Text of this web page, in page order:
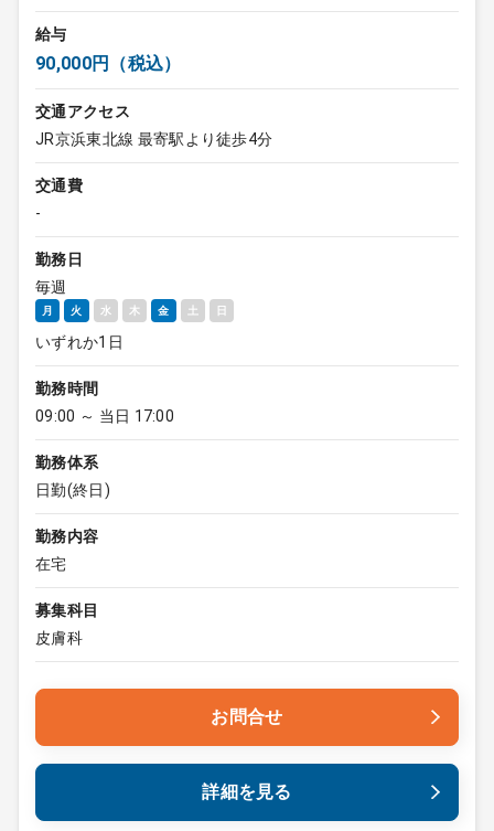
給与
90,000円（税込）
交通アクセス
JR京浜東北線 最寄駅より徒歩4分
交通費
-
勤務日
毎週
月 火 水 木 金 土 日
いずれか1日
勤務時間
09:00 ～ 当日 17:00
勤務体系
日勤(終日)
勤務内容
在宅
募集科目
皮膚科
お問合せ
詳細を見る